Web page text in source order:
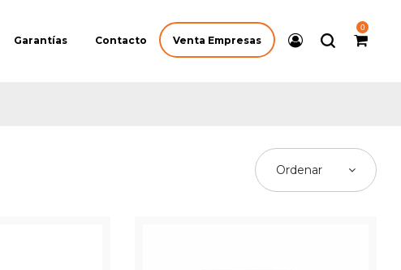
Venta Empresas
0
Garantías Contacto
Ordenar